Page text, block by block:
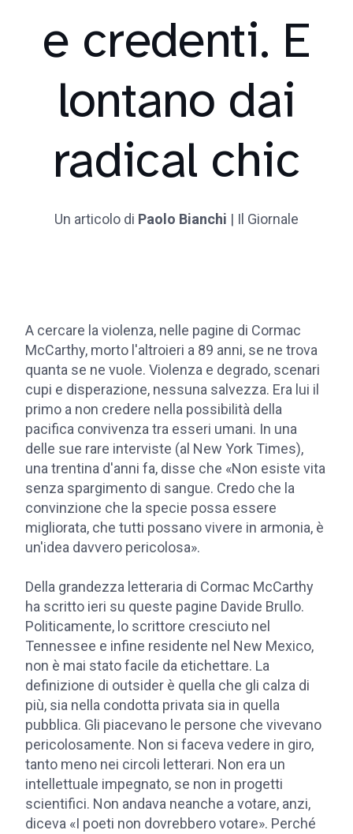
e credenti. E
lontano dai
radical chic
Un articolo di Paolo Bianchi | Il Giornale
A cercare la violenza, nelle pagine di Cormac
McCarthy, morto l'altroieri a 89 anni, se ne trova
quanta se ne vuole. Violenza e degrado, scenari
cupi e disperazione, nessuna salvezza. Era lui il
primo a non credere nella possibilità della
pacifica convivenza tra esseri umani. In una
delle sue rare interviste (al New York Times),
una trentina d'anni fa, disse che «Non esiste vita
senza spargimento di sangue. Credo che la
convinzione che la specie possa essere
migliorata, che tutti possano vivere in armonia, è
un'idea davvero pericolosa».
Della grandezza letteraria di Cormac McCarthy
ha scritto ieri su queste pagine Davide Brullo.
Politicamente, lo scrittore cresciuto nel
Tennessee e infine residente nel New Mexico,
non è mai stato facile da etichettare. La
definizione di outsider è quella che gli calza di
più, sia nella condotta privata sia in quella
pubblica. Gli piacevano le persone che vivevano
pericolosamente. Non si faceva vedere in giro,
tanto meno nei circoli letterari. Non era un
intellettuale impegnato, se non in progetti
scientifici. Non andava neanche a votare, anzi,
diceva «I poeti non dovrebbero votare». Perché